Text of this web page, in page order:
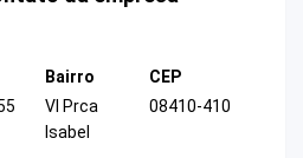
Bairro
Vl Prca
Isabel
CEP
08410-410